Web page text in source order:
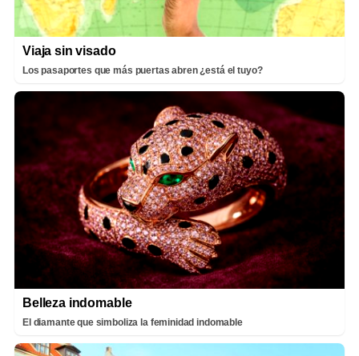
Viaja sin visado
Los pasaportes que más puertas abren ¿está el tuyo?
Belleza indomable
El diamante que simboliza la feminidad indomable